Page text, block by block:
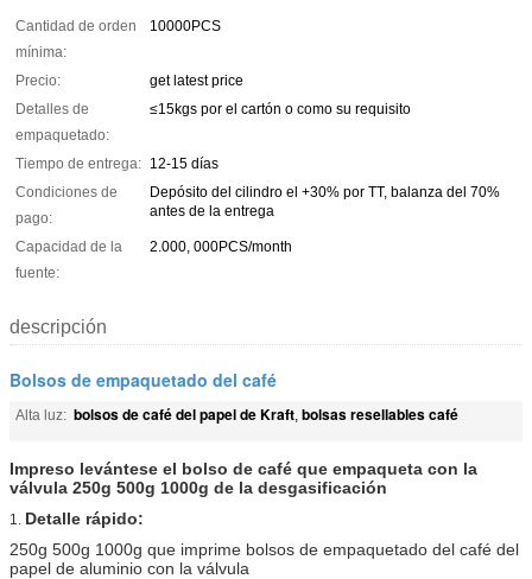
Cantidad de orden
mínima:
10000PCS
Precio:
get latest price
Detalles de
empaquetado:
≤15kgs por el cartón o como su requisito
Tiempo de entrega: 12-15 días
Condiciones de
pago:
Depósito del cilindro el +30% por TT, balanza del 70%
antes de la entrega
Capacidad de la
fuente:
2.000, 000PCS/month
descripción
Bolsos de empaquetado del café
Alta luz: bolsos de café del papel de Kraft, bolsas resellables café
Impreso levántese el bolso de café que empaqueta con la
válvula 250g 500g 1000g de la desgasificación
1. Detalle rápido:
250g 500g 1000g que imprime bolsos de empaquetado del café del
papel de aluminio con la válvula